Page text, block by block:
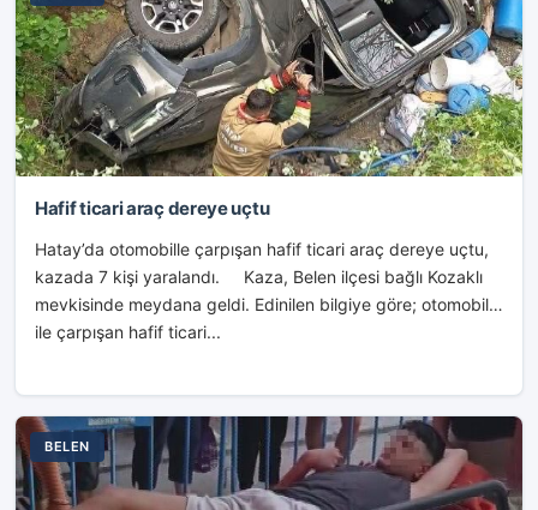
Hafif ticari araç dereye uçtu
Hatay’da otomobille çarpışan hafif ticari araç dereye uçtu,
kazada 7 kişi yaralandı. Kaza, Belen ilçesi bağlı Kozaklı
mevkisinde meydana geldi. Edinilen bilgiye göre; otomobil
ile çarpışan hafif ticari...
BELEN